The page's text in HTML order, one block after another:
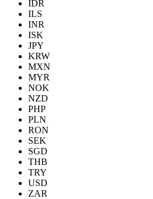
IDR
ILS
INR
ISK
JPY
KRW
MXN
MYR
NOK
NZD
PHP
PLN
RON
SEK
SGD
THB
TRY
USD
ZAR